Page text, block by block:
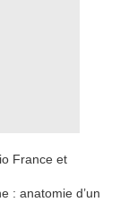
France et
: anatomie d’un